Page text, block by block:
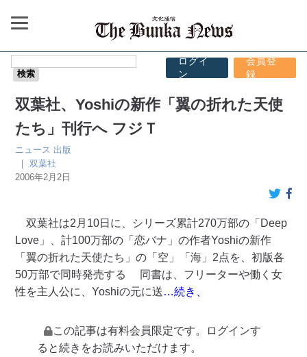
ログイ
ン
会員登
録
双葉社、Yoshiの新作「翼の折れた天使
たち」刊行へ フジＴ
ニュース 出版
｜双葉社
2006年2月2日
双葉社は2月10日に、シリーズ累計270万部の「Deep
Love」、計100万部の「恋バナ」の作者Yoshiの新作
「翼の折れた天使たち」の「空」「海」2点を、初版各
50万部で同時発売する 同書は、フリーターや働く女
性を主人公に、Yoshiの元に送…続き、
この記事は有料会員限定です。ログインす
ると続きをお読みいただけます。